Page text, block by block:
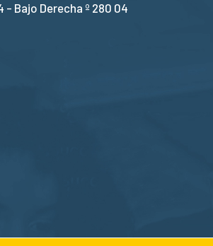
- Bajo Derecha º 280 04